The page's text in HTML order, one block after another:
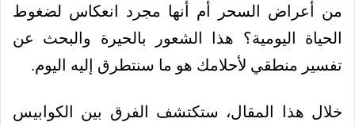
من أعراض السحر أم أنها مجرد انعكاس لضغوط
الحياة اليومية؟ هذا الشعور بالحيرة والبحث عن
تفسير منطقي لأحلامك هو ما سنتطرق إليه اليوم.
خلال هذا المقال، ستكتشف الفرق بين الكوابيس